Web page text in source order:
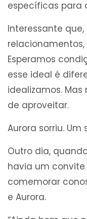
específicas para
Interessante
Esperamos
esse ideal é
idealizamos.
de aproveitar.
Aurora sorriu.
Outro dia,
havia um convite
comemorar
e Aurora.